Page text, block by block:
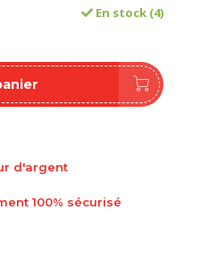
En stock (4)
d'argent
100% sécurisé